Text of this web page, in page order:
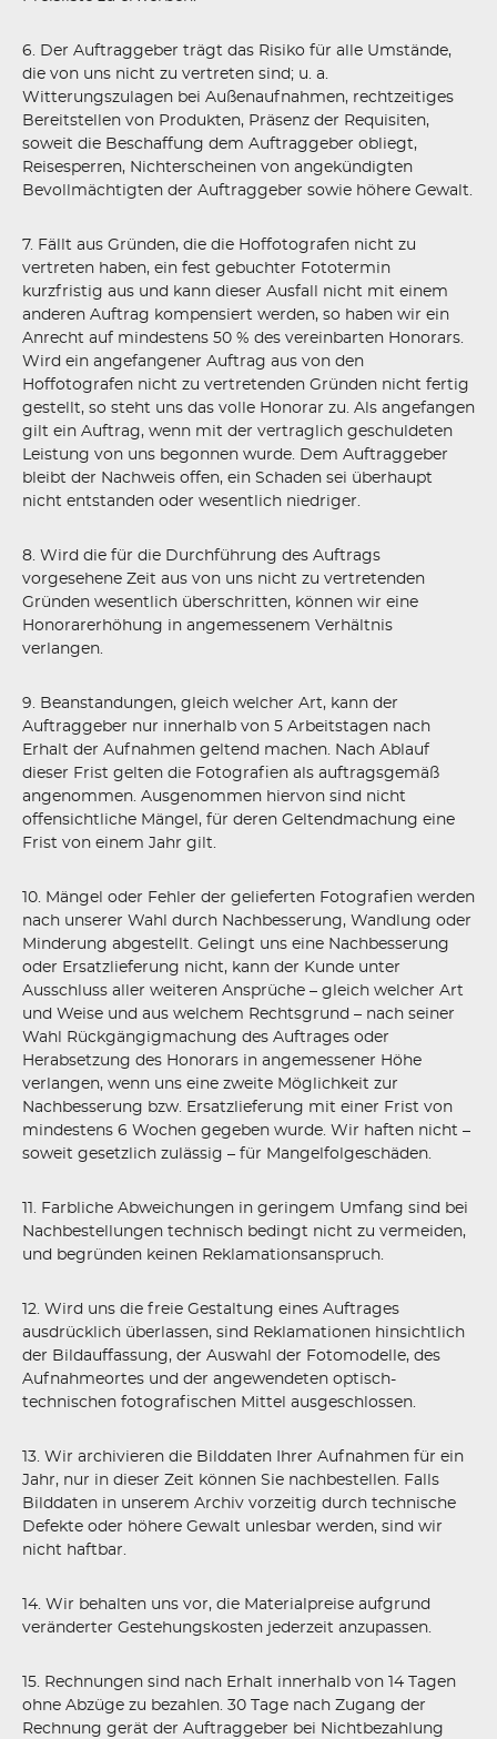
6. Der Auftraggeber trägt das Risiko für alle Umstände,
die von uns nicht zu vertreten sind; u. a.
Witterungszulagen bei Außenaufnahmen, rechtzeitiges
Bereitstellen von Produkten, Präsenz der Requisiten,
soweit die Beschaffung dem Auftraggeber obliegt,
Reisesperren, Nichterscheinen von angekündigten
Bevollmächtigten der Auftraggeber sowie höhere Gewalt.
7. Fällt aus Gründen, die die Hoffotografen nicht zu
vertreten haben, ein fest gebuchter Fototermin
kurzfristig aus und kann dieser Ausfall nicht mit einem
anderen Auftrag kompensiert werden, so haben wir ein
Anrecht auf mindestens 50 % des vereinbarten Honorars.
Wird ein angefangener Auftrag aus von den
Hoffotografen nicht zu vertretenden Gründen nicht fertig
gestellt, so steht uns das volle Honorar zu. Als angefangen
gilt ein Auftrag, wenn mit der vertraglich geschuldeten
Leistung von uns begonnen wurde. Dem Auftraggeber
bleibt der Nachweis offen, ein Schaden sei überhaupt
nicht entstanden oder wesentlich niedriger.
8. Wird die für die Durchführung des Auftrags
vorgesehene Zeit aus von uns nicht zu vertretenden
Gründen wesentlich überschritten, können wir eine
Honorarerhöhung in angemessenem Verhältnis
verlangen.
9. Beanstandungen, gleich welcher Art, kann der
Auftraggeber nur innerhalb von 5 Arbeitstagen nach
Erhalt der Aufnahmen geltend machen. Nach Ablauf
dieser Frist gelten die Fotografien als auftragsgemäß
angenommen. Ausgenommen hiervon sind nicht
offensichtliche Mängel, für deren Geltendmachung eine
Frist von einem Jahr gilt.
10. Mängel oder Fehler der gelieferten Fotografien werden
nach unserer Wahl durch Nachbesserung, Wandlung oder
Minderung abgestellt. Gelingt uns eine Nachbesserung
oder Ersatzlieferung nicht, kann der Kunde unter
Ausschluss aller weiteren Ansprüche – gleich welcher Art
und Weise und aus welchem Rechtsgrund – nach seiner
Wahl Rückgängigmachung des Auftrages oder
Herabsetzung des Honorars in angemessener Höhe
verlangen, wenn uns eine zweite Möglichkeit zur
Nachbesserung bzw. Ersatzlieferung mit einer Frist von
mindestens 6 Wochen gegeben wurde. Wir haften nicht –
soweit gesetzlich zulässig – für Mangelfolgeschäden.
11. Farbliche Abweichungen in geringem Umfang sind bei
Nachbestellungen technisch bedingt nicht zu vermeiden,
und begründen keinen Reklamationsanspruch.
12. Wird uns die freie Gestaltung eines Auftrages
ausdrücklich überlassen, sind Reklamationen hinsichtlich
der Bildauffassung, der Auswahl der Fotomodelle, des
Aufnahmeortes und der angewendeten optisch-
technischen fotografischen Mittel ausgeschlossen.
13. Wir archivieren die Bilddaten Ihrer Aufnahmen für ein
Jahr, nur in dieser Zeit können Sie nachbestellen. Falls
Bilddaten in unserem Archiv vorzeitig durch technische
Defekte oder höhere Gewalt unlesbar werden, sind wir
nicht haftbar.
14. Wir behalten uns vor, die Materialpreise aufgrund
veränderter Gestehungskosten jederzeit anzupassen.
15. Rechnungen sind nach Erhalt innerhalb von 14 Tagen
ohne Abzüge zu bezahlen. 30 Tage nach Zugang der
Rechnung gerät der Auftraggeber bei Nichtbezahlung